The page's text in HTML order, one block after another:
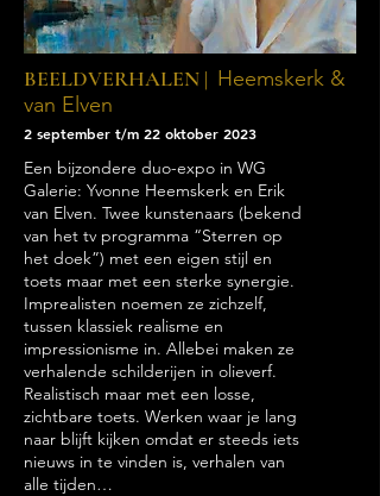
BEELDVERHALEN | Heemskerk &
van Elven
2 september t/m 22 oktober 2023
Een bijzondere duo-expo in WG
Galerie: Yvonne Heemskerk en Erik
van Elven. Twee kunstenaars (bekend
van het tv programma “Sterren op
het doek”) met een eigen stijl en
toets maar met een sterke synergie.
Imprealisten noemen ze zichzelf,
tussen klassiek realisme en
impressionisme in. Allebei maken ze
verhalende schilderijen in olieverf.
Realistisch maar met een losse,
zichtbare toets. Werken waar je lang
naar blijft kijken omdat er steeds iets
nieuws in te vinden is, verhalen van
alle tijden…